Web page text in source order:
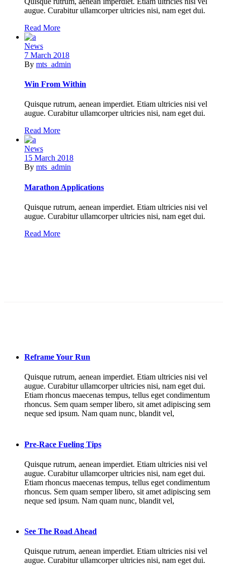
augue. Curabitur ullamcorper ultricies nisi, nam eget dui.
Read More
News
7 March 2018
By mts_admin
Win From Within
Quisque rutrum, aenean imperdiet. Etiam ultricies nisi vel
augue. Curabitur ullamcorper ultricies nisi, nam eget dui.
Read More
News
15 March 2018
By mts_admin
Marathon Applications
Quisque rutrum, aenean imperdiet. Etiam ultricies nisi vel
augue. Curabitur ullamcorper ultricies nisi, nam eget dui.
Read More
Reframe Your Run
Quisque rutrum, aenean imperdiet. Etiam ultricies nisi vel
augue. Curabitur ullamcorper ultricies nisi, nam eget dui.
Etiam rhoncus maecenas tempus, tellus eget condimentum
rhoncus. Sem quam semper libero, sit amet adipiscing sem
neque sed ipsum. Nam quam nunc, blandit vel,
Pre-Race Fueling Tips
Quisque rutrum, aenean imperdiet. Etiam ultricies nisi vel
augue. Curabitur ullamcorper ultricies nisi, nam eget dui.
Etiam rhoncus maecenas tempus, tellus eget condimentum
rhoncus. Sem quam semper libero, sit amet adipiscing sem
neque sed ipsum. Nam quam nunc, blandit vel,
See The Road Ahead
Quisque rutrum, aenean imperdiet. Etiam ultricies nisi vel
augue. Curabitur ullamcorper ultricies nisi, nam eget dui.